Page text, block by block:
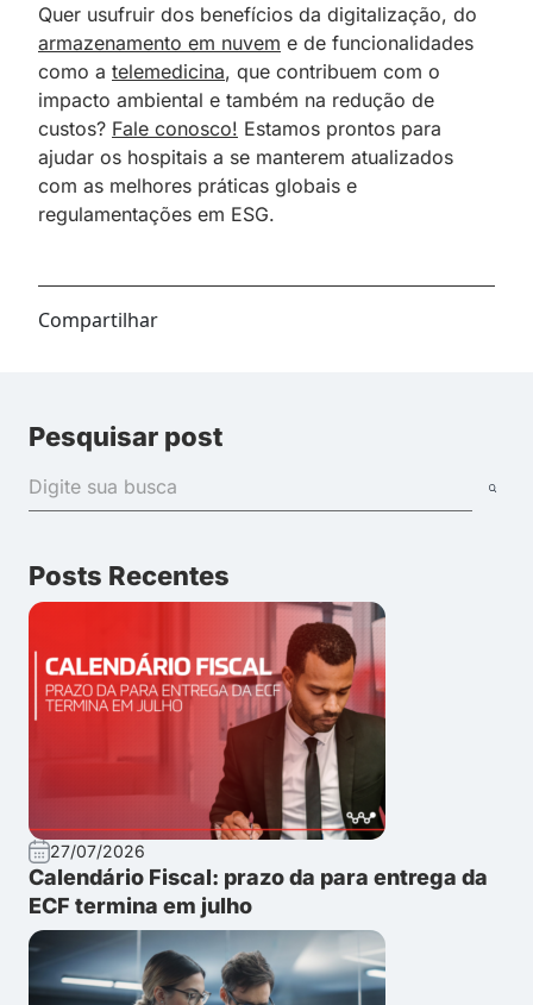
Quer usufruir dos benefícios da digitalização, do
armazenamento em nuvem e de funcionalidades
como a telemedicina, que contribuem com o
impacto ambiental e também na redução de
custos? Fale conosco! Estamos prontos para
ajudar os hospitais a se manterem atualizados
com as melhores práticas globais e
regulamentações em ESG.
Compartilhar
Pesquisar post
Posts Recentes
27/07/2026
Calendário Fiscal: prazo da para entrega da
ECF termina em julho